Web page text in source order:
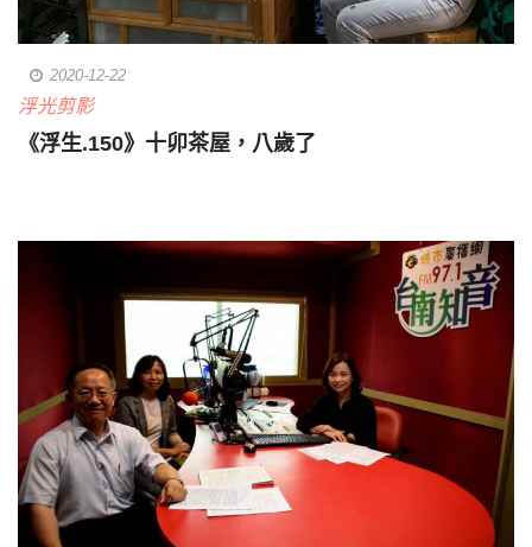
2020-12-22
浮光剪影
《浮生.150》十卯茶屋，八歲了